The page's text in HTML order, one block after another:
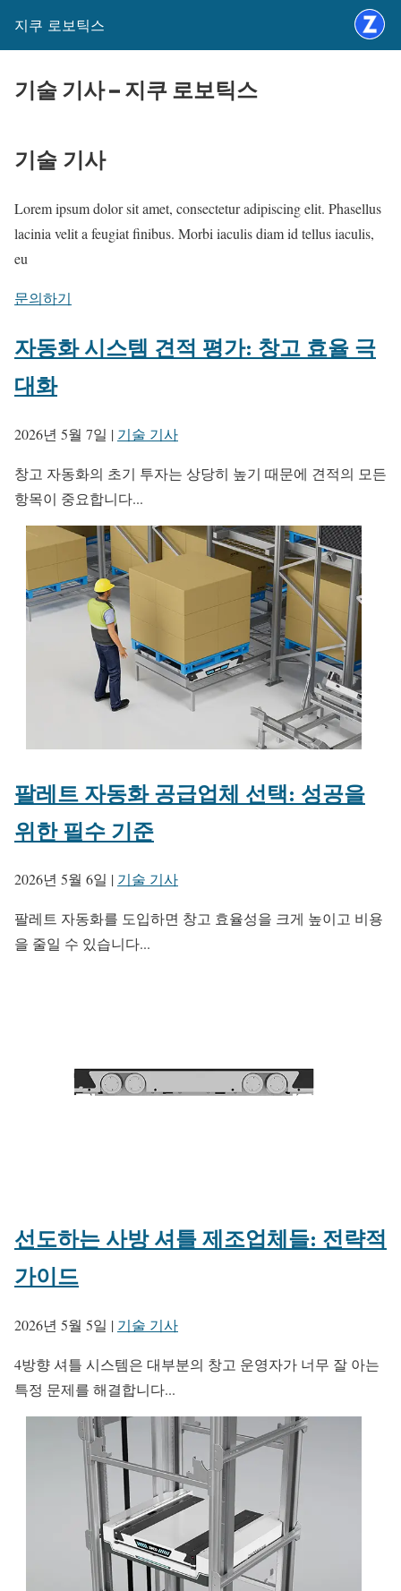
지쿠 로보틱스
기술 기사 – 지쿠 로보틱스
기술 기사
Lorem ipsum dolor sit amet, consectetur adipiscing elit. Phasellus
lacinia velit a feugiat finibus. Morbi iaculis diam id tellus iaculis,
eu
문의하기
자동화 시스템 견적 평가: 창고 효율 극
대화
2026년 5월 7일 | 기술 기사
창고 자동화의 초기 투자는 상당히 높기 때문에 견적의 모든
항목이 중요합니다...
팔레트 자동화 공급업체 선택: 성공을
위한 필수 기준
2026년 5월 6일 | 기술 기사
팔레트 자동화를 도입하면 창고 효율성을 크게 높이고 비용
을 줄일 수 있습니다...
선도하는 사방 셔틀 제조업체들: 전략적
가이드
2026년 5월 5일 | 기술 기사
4방향 셔틀 시스템은 대부분의 창고 운영자가 너무 잘 아는
특정 문제를 해결합니다...